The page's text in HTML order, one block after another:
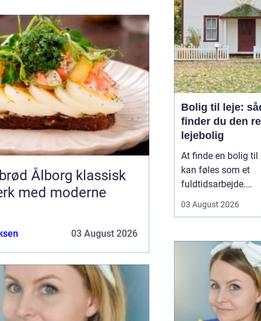
Ålborg klassisk
med moderne
03 August 2026
specialiteter fra
slagtere og kre...
Bolig til leje:
finder du den
lejebolig
At finde en bolig til
kan føles som et
fuldtidsarbejde.
priserne varierer, og
gennemskue, hvad
egentlig får for
Samtidig fylder
spørgsmål om
beliggenhed, ...
03 August 2026